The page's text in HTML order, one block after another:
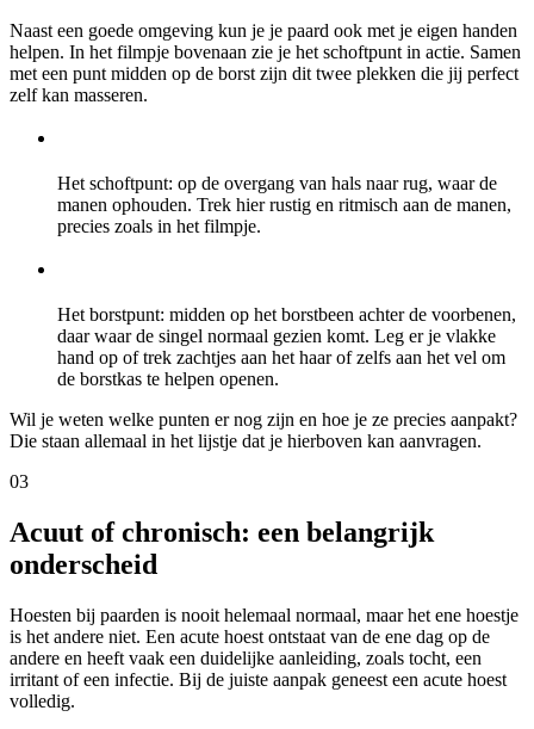
Naast een goede omgeving kun je je paard ook met je eigen handen
helpen. In het filmpje bovenaan zie je het schoftpunt in actie. Samen
met een punt midden op de borst zijn dit twee plekken die jij perfect
zelf kan masseren.
Het schoftpunt: op de overgang van hals naar rug, waar de
manen ophouden. Trek hier rustig en ritmisch aan de manen,
precies zoals in het filmpje.
Het borstpunt: midden op het borstbeen achter de voorbenen,
daar waar de singel normaal gezien komt. Leg er je vlakke
hand op of trek zachtjes aan het haar of zelfs aan het vel om
de borstkas te helpen openen.
Wil je weten welke punten er nog zijn en hoe je ze precies aanpakt?
Die staan allemaal in het lijstje dat je hierboven kan aanvragen.
03
Acuut of chronisch: een belangrijk
onderscheid
Hoesten bij paarden is nooit helemaal normaal, maar het ene hoestje
is het andere niet. Een acute hoest ontstaat van de ene dag op de
andere en heeft vaak een duidelijke aanleiding, zoals tocht, een
irritant of een infectie. Bij de juiste aanpak geneest een acute hoest
volledig.